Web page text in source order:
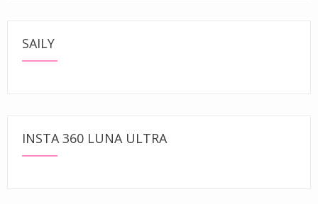
SAILY
INSTA 360 LUNA ULTRA